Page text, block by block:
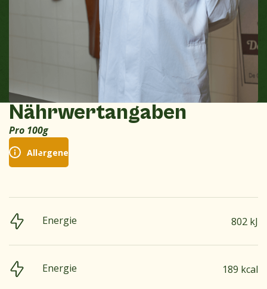
Nährwertangaben
Pro 100g
Allergene
Energie 802 kJ
Energie 189 kcal